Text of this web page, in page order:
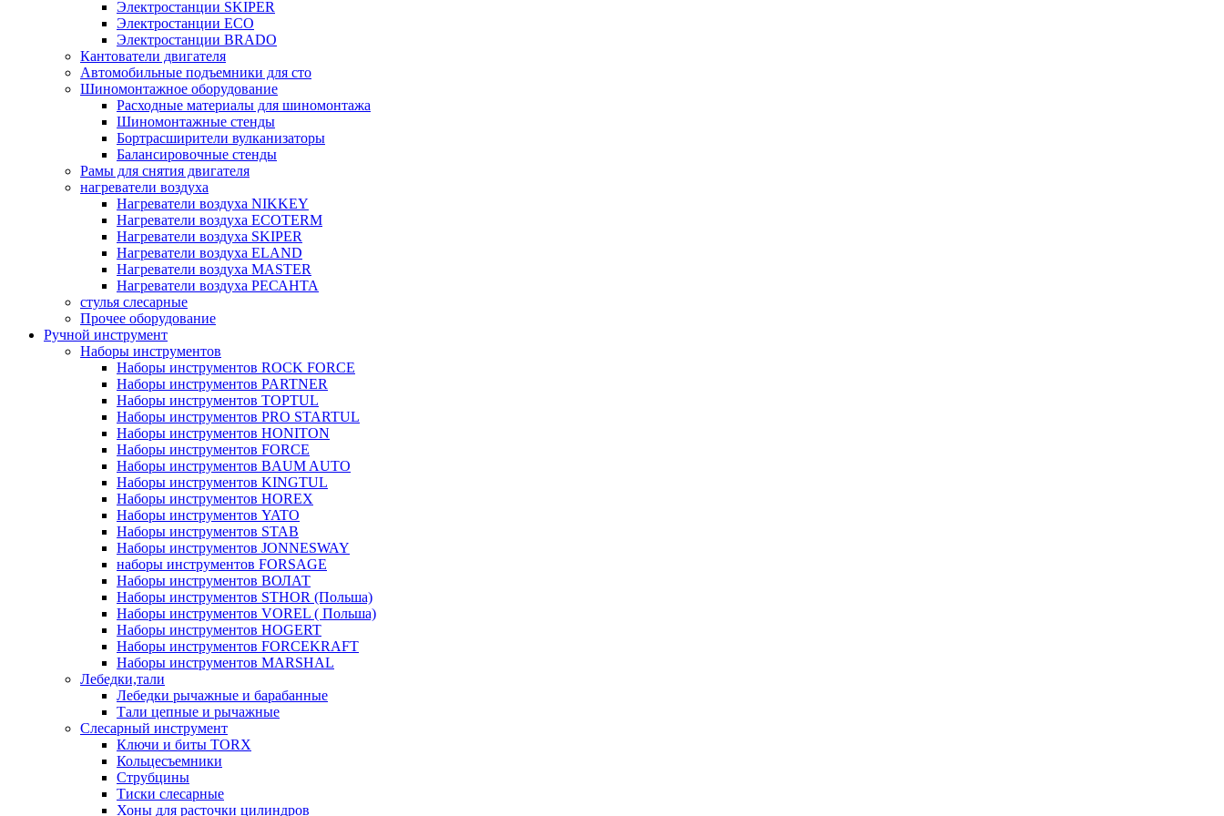
Электростанции SKIPER
Электростанции ECO
Электростанции BRADO
Кантователи двигателя
Автомобильные подъемники для сто
Шиномонтажное оборудование
Расходные материалы для шиномонтажа
Шиномонтажные стенды
Бортрасширители вулканизаторы
Балансировочные стенды
Рамы для снятия двигателя
нагреватели воздуха
Нагреватели воздуха NIKKEY
Нагреватели воздуха ECOTERM
Нагреватели воздуха SKIPER
Нагреватели воздуха ELAND
Нагреватели воздуха MASTER
Нагреватели воздуха РЕСАНТА
стулья слесарные
Прочее оборудование
Ручной инструмент
Наборы инструментов
Наборы инструментов ROCK FORCE
Наборы инструментов PARTNER
Наборы инструментов TOPTUL
Наборы инструментов PRO STARTUL
Наборы инструментов HONITON
Наборы инструментов FORCE
Наборы инструментов BAUM AUTO
Наборы инструментов KINGTUL
Наборы инструментов HOREX
Наборы инструментов YATO
Наборы инструментов STAB
Наборы инструментов JONNESWAY
наборы инструментов FORSAGE
Наборы инструментов ВОЛАТ
Наборы инструментов STHOR (Польша)
Наборы инструментов VOREL ( Польша)
Наборы инструментов HOGERT
Наборы инструментов FORCEKRAFT
Наборы инструментов MARSHAL
Лебедки,тали
Лебедки рычажные и барабанные
Тали цепные и рычажные
Слесарный инструмент
Ключи и биты TORX
Кольцесъемники
Струбцины
Тиски слесарные
Хоны для расточки цилиндров